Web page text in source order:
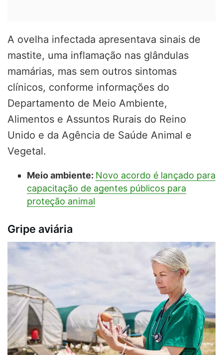
A ovelha infectada apresentava sinais de
mastite, uma inflamação nas glândulas
mamárias, mas sem outros sintomas
clínicos, conforme informações do
Departamento de Meio Ambiente,
Alimentos e Assuntos Rurais do Reino
Unido e da Agência de Saúde Animal e
Vegetal.
Meio ambiente: Novo acordo é lançado para
capacitação de agentes públicos para
proteção animal
Gripe aviária